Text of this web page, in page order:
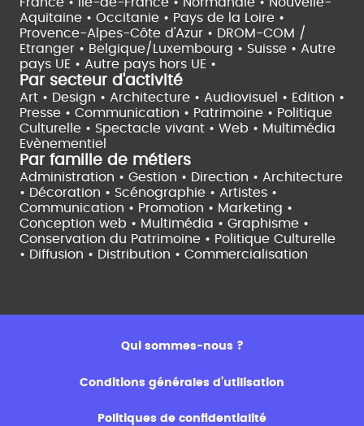
France •
Île-de-France • Normandie • Nouvelle-
Aquitaine • Occitanie • Pays de la Loire •
Provence-Alpes-Côte d'Azur • DROM-COM /
Etranger • Belgique/Luxembourg • Suisse • Autre
pays UE • Autre pays hors UE •
Par secteur d'activité
Art • Design • Architecture • Audiovisuel • Edition •
Presse • Communication • Patrimoine • Politique
Culturelle • Spectacle vivant • Web • Multimédia
Evènementiel
Par famille de métiers
Administration • Gestion • Direction • Architecture
• Décoration • Scénographie • Artistes •
Communication • Promotion • Marketing •
Conception web • Multimédia • Graphisme •
Conservation du Patrimoine • Politique Culturelle
• Diffusion • Distribution • Commercialisation
Qui sommes-nous ?
Conditions générales d’utilisation
Politiques de confidentialité